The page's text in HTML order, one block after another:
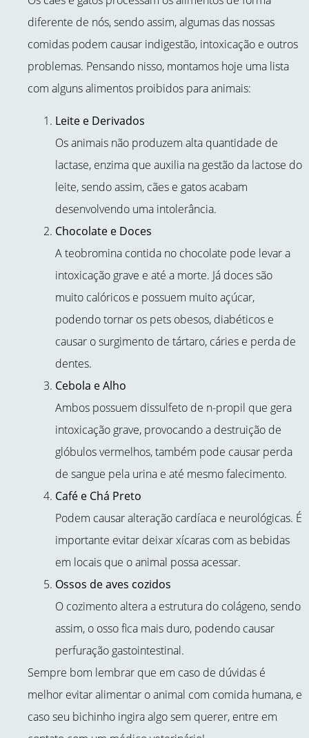
diferente de nós, sendo assim, algumas das nossas
comidas podem causar indigestão, intoxicação e outros
problemas. Pensando nisso, montamos hoje uma lista
com alguns alimentos proibidos para animais:
Leite e Derivados
Os animais não produzem alta quantidade de
lactase, enzima que auxilia na gestão da lactose do
leite, sendo assim, cães e gatos acabam
desenvolvendo uma intolerância.
Chocolate e Doces
A teobromina contida no chocolate pode levar a
intoxicação grave e até a morte. Já doces são
muito calóricos e possuem muito açúcar,
podendo tornar os pets obesos, diabéticos e
causar o surgimento de tártaro, cáries e perda de
dentes.
Cebola e Alho
Ambos possuem dissulfeto de n-propil que gera
intoxicação grave, provocando a destruição de
glóbulos vermelhos, também pode causar perda
de sangue pela urina e até mesmo falecimento.
Café e Chá Preto
Podem causar alteração cardíaca e neurológicas. É
importante evitar deixar xícaras com as bebidas
em locais que o animal possa acessar.
Ossos de aves cozidos
O cozimento altera a estrutura do colágeno, sendo
assim, o osso fica mais duro, podendo causar
perfuração gastointestinal.
Sempre bom lembrar que em caso de dúvidas é
melhor evitar alimentar o animal com comida humana, e
caso seu bichinho ingira algo sem querer, entre em